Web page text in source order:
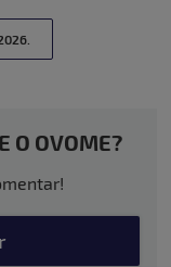
O OVOME?